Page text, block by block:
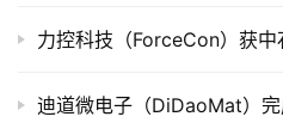
司力控科技（ForceCon）获中
迪道微电子（DiDaoMat）